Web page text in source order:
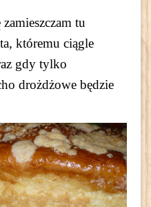
tu
któremu ciągle
gdy tylko
drożdżowe będzie